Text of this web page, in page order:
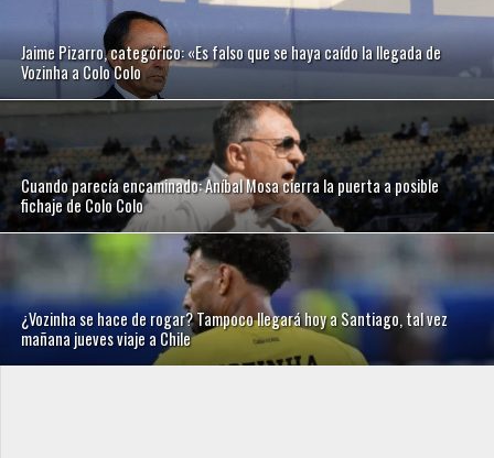
Jaime Pizarro, categórico: «Es falso que se haya caído la llegada de
Vozinha a Colo Colo
Cuando parecía encaminado: Aníbal Mosa cierra la puerta a posible
fichaje de Colo Colo
¿Vozinha se hace de rogar? Tampoco llegará hoy a Santiago, tal vez
mañana jueves viaje a Chile